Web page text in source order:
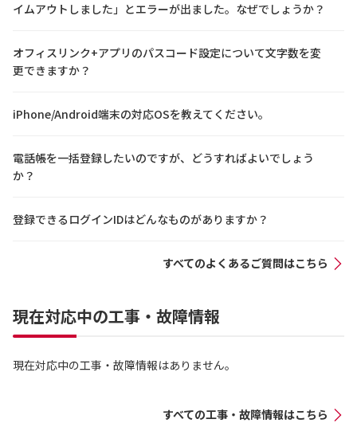
イムアウトしました」とエラーが出ました。なぜでしょうか？
オフィスリンク+アプリのパスコード設定について文字数を変
更できますか？
iPhone/Android端末の対応OSを教えてください。
電話帳を一括登録したいのですが、どうすればよいでしょう
か？
登録できるログインIDはどんなものがありますか？
すべてのよくあるご質問はこちら
現在対応中の工事・故障情報
現在対応中の工事・故障情報はありません。
すべての工事・故障情報はこちら